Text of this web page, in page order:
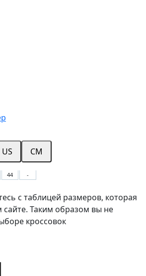
US CM
44 -
с таблицей размеров, которая
сайте. Таким образом вы не
кроссовок